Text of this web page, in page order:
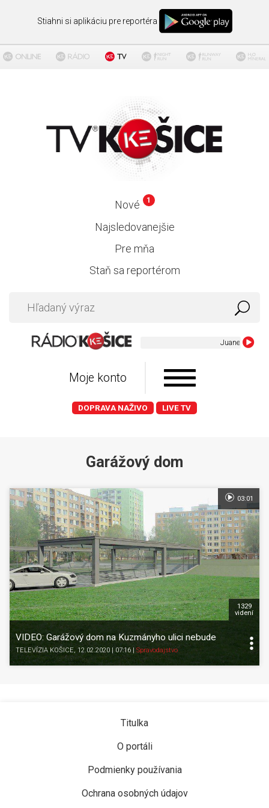
Stiahni si aplikáciu pre reportéra
Nové 1
Najsledovanejšie
Pre mňa
Staň sa reportérom
Juanes - La
Moje konto
DOPRAVA NAŽIVO LIVE TV
Garážový dom
VIDEO: Garážový dom na Kuzmányho ulici nebude
TELEVÍZIA KOŠICE, 12.02.2020 | 07:16 Spravodajstvo
1329
videní
03:01
Titulka
O portáli
Podmienky používania
Ochrana osobných údajov